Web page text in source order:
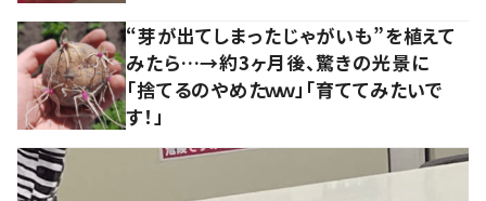
“芽が出てしまったじゃがいも”を植えて
みたら…→約3ヶ月後、驚きの光景に
「捨てるのやめたｗｗ」「育ててみたいで
す！」